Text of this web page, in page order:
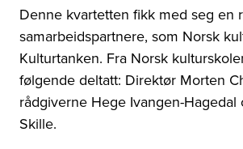
Denne kvartetten fikk med seg en
samarbeidspartnere, som Norsk
Kulturtanken. Fra Norsk
følgende deltatt: Direktør Morten
rådgiverne Hege Ivangen-Hagedal
Skille.